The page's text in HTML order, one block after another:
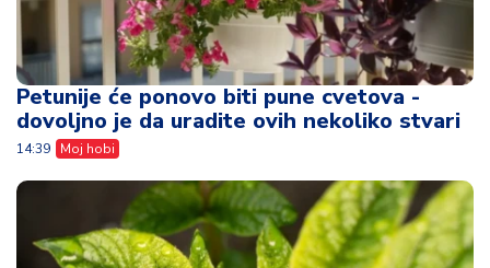
Petunije će ponovo biti pune cvetova -
dovoljno je da uradite ovih nekoliko stvari
14:39 Moj hobi